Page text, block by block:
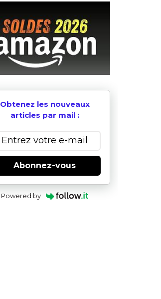
Obtenez les nouveaux
articles par mail :
Abonnez-vous
Powered by